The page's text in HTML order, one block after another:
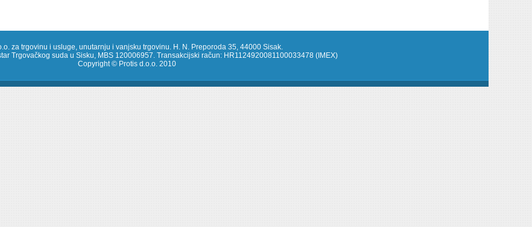
za trgovinu i usluge, unutarnju i vanjsku trgovinu. H. N. Preporoda 35, 44000 Sisak.
Trgovačkog suda u Sisku, MBS 120006957. Transakcijski račun: HR1124920081100033478 (IMEX)
Copyright © Protis d.o.o. 2010